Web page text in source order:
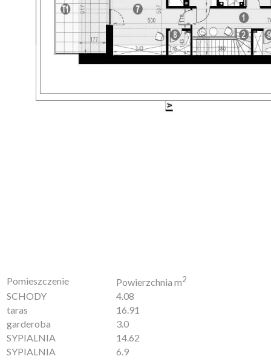
Pomieszczenie Powierzchnia m2
SCHODY
4.08
taras
16.91
garderoba
3.0
SYPIALNIA
14.62
SYPIALNIA
6.9